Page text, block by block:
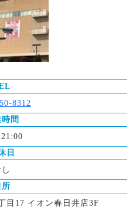
8312
間
日
所
目17 イオン春日井店3F